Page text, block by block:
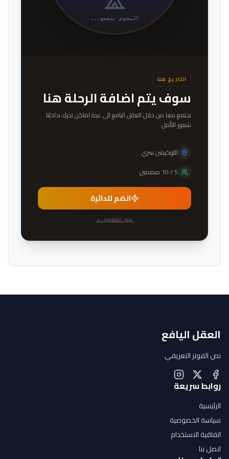
النجوم تتجمع...
التاريخ هنا
سوف يتم اضافة الرحلة هنا
نجتمع معا من خلال العقل اليافع الى عدة اماكن تحرك بداخلنا
شعور التأمل
اللوكيشن سري
5
/
10 منضمين
انضم للدائرة
عرض التفاصيل ←
العقل اليافع
نص الفوتر التعريفي
روابط سريعة
الرئيسية
سياسة الخصوصية
اتفاقية الاستخدام
اتصل بنا